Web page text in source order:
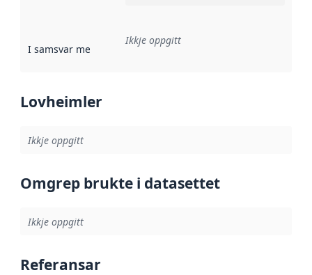
I samsvar med Referanse til ei implementeringsregel eller
Ikkje oppgitt
Lovheimler
Ikkje oppgitt
Omgrep brukte i datasettet
Ikkje oppgitt
Referansar